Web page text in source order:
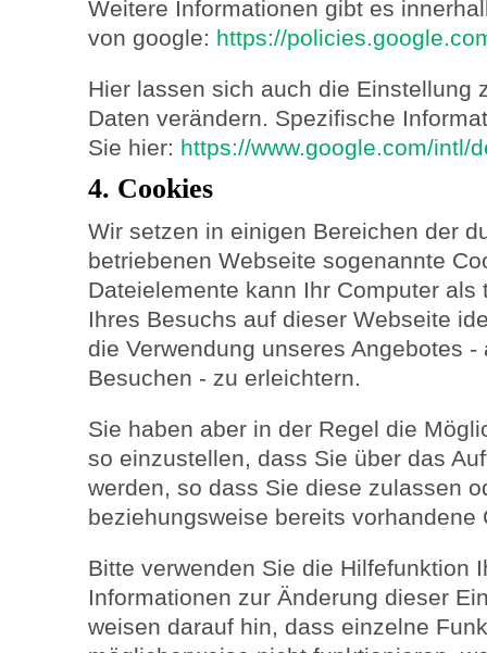
Weitere Informationen gibt es
von google: https://
Hier lassen sich auch die Einstellung
Daten verändern. Spezifische
Sie hier: https://www.google.com/intl/
4. Cookies
Wir setzen in einigen Bereichen der
betriebenen Webseite sogenannte
Dateielemente kann Ihr Computer
Ihres Besuchs auf dieser Webseite
die Verwendung unseres Angebotes
Besuchen - zu erleichtern.
Sie haben aber in der Regel die
so einzustellen, dass Sie über das
werden, so dass Sie diese zulassen
beziehungsweise bereits
Bitte verwenden Sie die Hilfefunktion
Informationen zur Änderung dieser
weisen darauf hin, dass einzelne